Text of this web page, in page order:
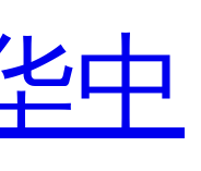
中